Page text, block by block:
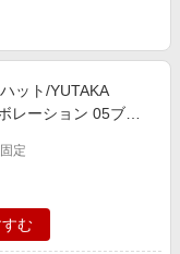
ット/YUTAKA
レーション 05ブラ
定
む